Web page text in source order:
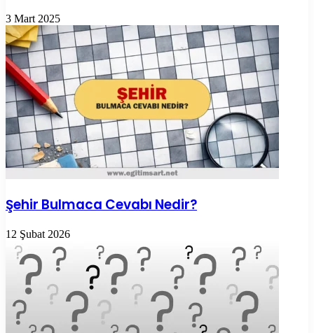
3 Mart 2025
Şehir Bulmaca Cevabı Nedir?
12 Şubat 2026